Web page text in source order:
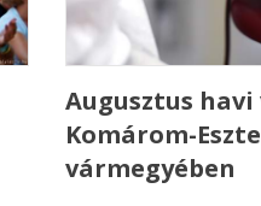
Augusztus
Komárom-
vármegyében